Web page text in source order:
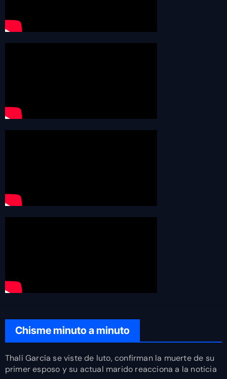
Chisme minuto a minuto
Thalí García se viste de luto, confirman la muerte de su
primer esposo y su actual marido reacciona a la noticia